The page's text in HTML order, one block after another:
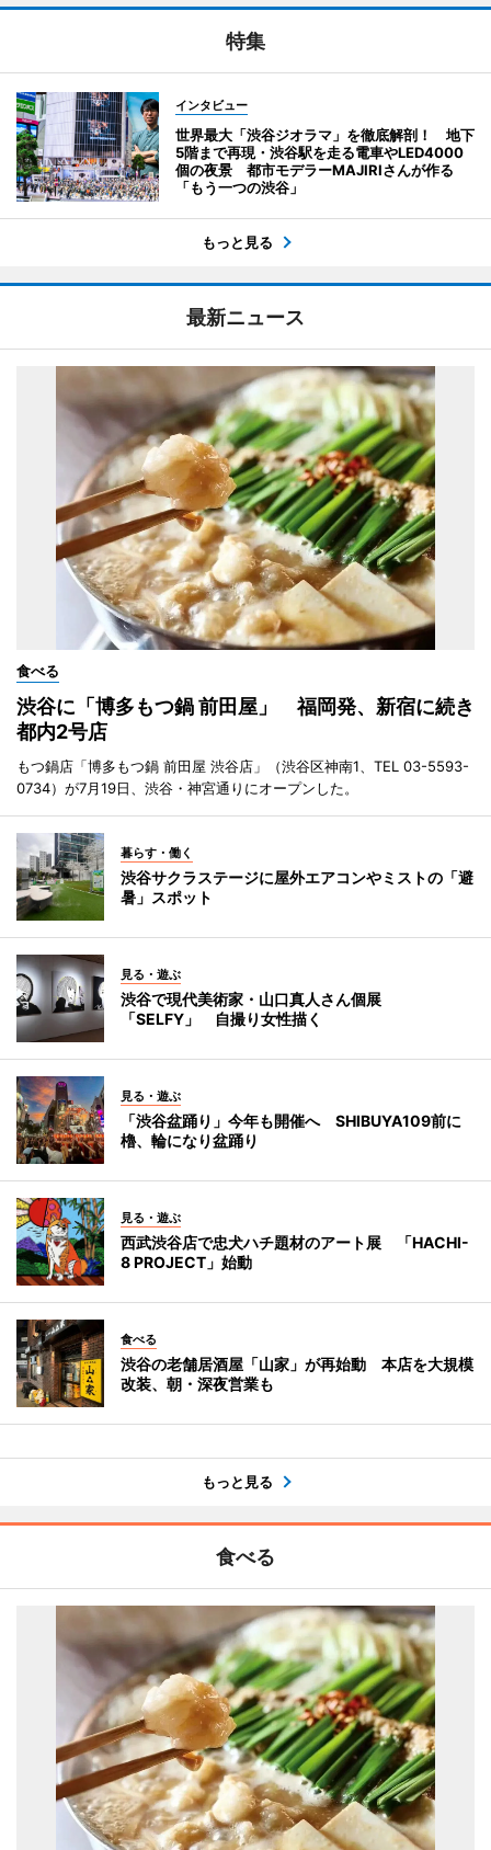
特集
インタビュー
世界最大「渋谷ジオラマ」を徹底解剖！ 地下
5階まで再現・渋谷駅を走る電車やLED4000
個の夜景 都市モデラーMAJIRIさんが作る
「もう一つの渋谷」
もっと見る
最新ニュース
食べる
渋谷に「博多もつ鍋 前田屋」 福岡発、新宿に続き
都内2号店
もつ鍋店「博多もつ鍋 前田屋 渋谷店」（渋谷区神南1、TEL 03-5593-
0734）が7月19日、渋谷・神宮通りにオープンした。
暮らす・働く
渋谷サクラステージに屋外エアコンやミストの「避
暑」スポット
見る・遊ぶ
渋谷で現代美術家・山口真人さん個展
「SELFY」 自撮り女性描く
見る・遊ぶ
「渋谷盆踊り」今年も開催へ SHIBUYA109前に
櫓、輪になり盆踊り
見る・遊ぶ
西武渋谷店で忠犬ハチ題材のアート展 「HACHI-
8 PROJECT」始動
食べる
渋谷の老舗居酒屋「山家」が再始動 本店を大規模
改装、朝・深夜営業も
もっと見る
食べる